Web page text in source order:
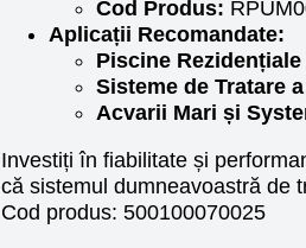
Cod Produs:
Aplicații Recomandate:
Piscine
Sisteme de Tratare
Acvarii Mari și
Investiți în fiabilitate și
că sistemul dumneavoastră de
Cod produs: 500100070025